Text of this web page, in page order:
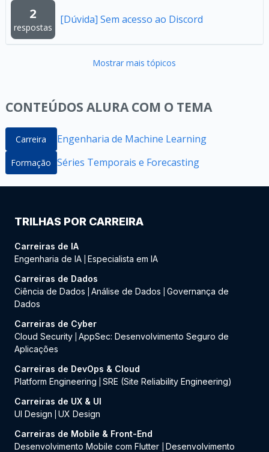
2
respostas
[Dúvida] Sem acesso ao Discord
Mostrar mais tópicos
CONTEÚDOS ALURA COM O TEMA
Carreira Engenharia de Machine Learning
Formação Séries Temporais e Forecasting
TRILHAS POR CARREIRA
Carreiras de IA
Engenharia de IA Especialista em IA
Carreiras de Dados
Ciência de Dados
Análise de Dados
Governança de
Dados
Carreiras de Cyber
Cloud Security AppSec: Desenvolvimento Seguro de
Aplicações
Carreiras de DevOps & Cloud
Platform Engineering
SRE (Site Reliability Engineering)
Carreiras de UX & UI
UI Design
UX Design
Carreiras de Mobile & Front-End
Desenvolvimento Mobile com Flutter
Desenvolvimento